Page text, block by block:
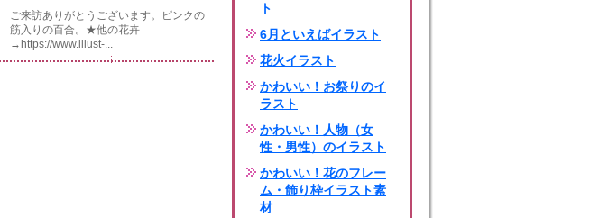
ご来訪ありがとうございます。ピンクの
筋入りの百合。★他の花卉
→https://www.illust-...
ト
6月といえばイラスト
花火イラスト
かわいい！お祭りのイ
ラスト
かわいい！人物（女
性・男性）のイラスト
かわいい！花のフレー
ム・飾り枠イラスト素
材